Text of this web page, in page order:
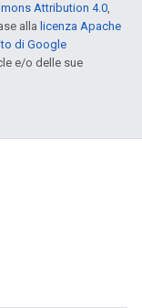
Attribution 4.0,
alla licenza Apache
di Google
e/o delle sue